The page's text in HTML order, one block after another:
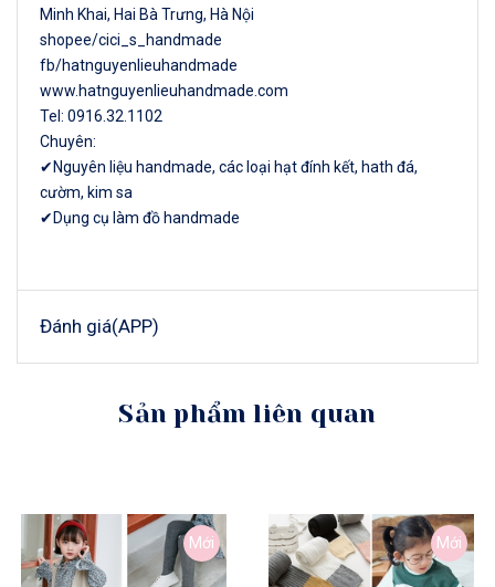
Minh Khai, Hai Bà Trưng, Hà Nội
shopee/cici_s_handmade
fb/hatnguyenlieuhandmade
www.hatnguyenlieuhandmade.com
Tel: 0916.32.1102
Chuyên:
✔Nguyên liệu handmade, các loại hạt đính kết, hath đá,
cườm, kim sa
✔Dụng cụ làm đồ handmade
Đánh giá(APP)
Sản phẩm liên quan
Mới Mới